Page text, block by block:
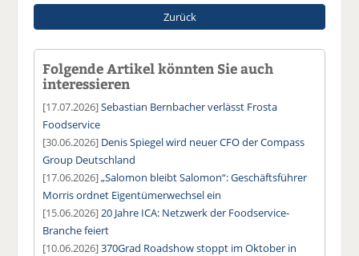
Zurück
Folgende Artikel könnten Sie auch
interessieren
[17.07.2026]Sebastian Bernbacher verlässt Frosta
Foodservice
[30.06.2026] Denis Spiegel wird neuer CFO der Compass
Group Deutschland
[17.06.2026]„Salomon bleibt Salomon“: Geschäftsführer
Morris ordnet Eigentümerwechsel ein
[15.06.2026] 20 Jahre ICA: Netzwerk der Foodservice-
Branche feiert
[10.06.2026]370Grad Roadshow stoppt im Oktober in